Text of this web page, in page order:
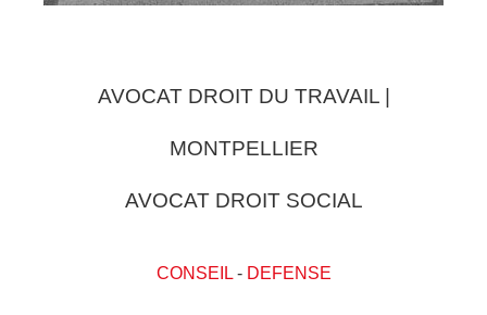
AVOCAT DROIT DU TRAVAIL |
MONTPELLIER
AVOCAT DROIT SOCIAL
CONSEIL- DEFENSE